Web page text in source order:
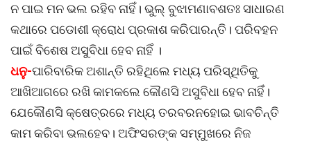
ନ ପାଇ ମନ ଭଲ ରହିବ ନାହିଁ। ଭୁଲ୍ ବୁଝାମଣାବଶତଃ ସାଧାରଣ
କଥାରେ ପଡୋଶୀ କ୍ରୋଧ ପ୍ରକାଶ କରିପାରନ୍ତି। ପରିବହନ
ପାଇଁ ବିଶେଷ ଅସୁବିଧା ହେବ ନାହିଁ ।
ଧନୁ-ପାରିବାରିକ ଅଶାନ୍ତି ରହିଥିଲେ ମଧ୍ୟ ପରିସ୍ଥିତିକୁ
ଆଖିଆଗରେ ରଖି କାମକଲେ କୌଣସି ଅସୁବିଧା ହେବ ନାହିଁ।
ଯେକୌଣସି କ୍ଷେତ୍ରରେ ମଧ୍ୟ ତରବରନହୋଇ ଭାବଚିନ୍ତି
କାମ କରିବା ଭଲହେବ। ଅଫିସରଙ୍କ ସମ୍ମୁଖରେ ନିଜ